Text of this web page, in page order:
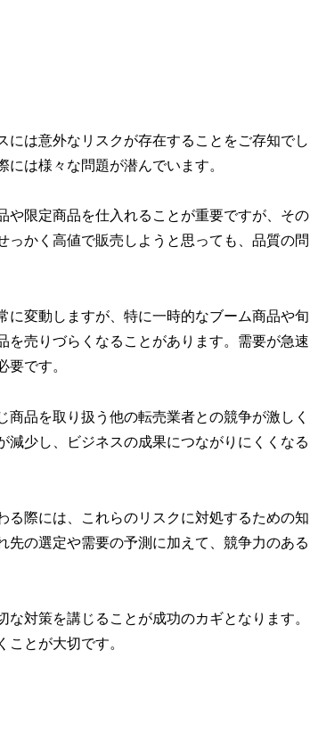
は意外なリスクが存在することをご存知でし
は様々な問題が潜んでいます。
や限定商品を仕入れることが重要ですが、その
かく高値で販売しようと思っても、品質の問
に変動しますが、特に一時的なブーム商品や旬
売りづらくなることがあります。需要が急速
です。
品を取り扱う他の転売業者との競争が激しく
少し、ビジネスの成果につながりにくくなる
る際には、これらのリスクに対処するための知
の選定や需要の予測に加えて、競争力のある
対策を講じることが成功のカギとなります。
とが大切です。